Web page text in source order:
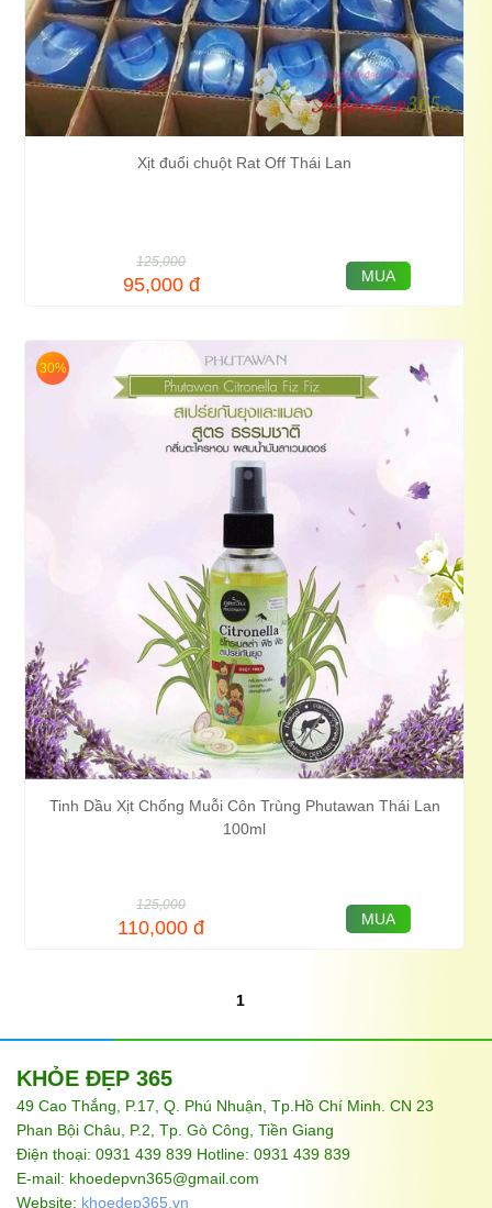
Xịt đuổi chuột Rat Off Thái Lan
125,000
95,000 đ MUA
30%
Tinh Dầu Xịt Chống Muỗi Côn Trùng Phutawan Thái Lan
100ml
125,000
110,000đ MUA
1
KHỎE ĐẸP 365
49 Cao Thắng, P.17, Q. Phú Nhuận, Tp.Hồ Chí Minh. CN 23
Phan Bội Châu, P.2, Tp. Gò Công, Tiền Giang
Điện thoại: 0931 439 839 Hotline: 0931 439 839
E-mail: khoedepvn365@gmail.com
Website: khoedep365.vn